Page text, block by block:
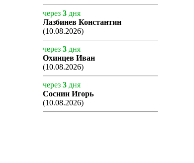
через 3дня
Лазбинев Константин
(10.08.2026)
через 3дня
Охинцев Иван
(10.08.2026)
через 3дня
Соснин Игорь
(10.08.2026)